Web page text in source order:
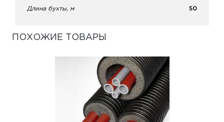
Длина бухты, м 50
ПОХОЖИЕ ТОВАРЫ